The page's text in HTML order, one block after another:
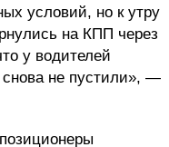
условий, но к утру
на КПП через
у водителей
не пустили», —